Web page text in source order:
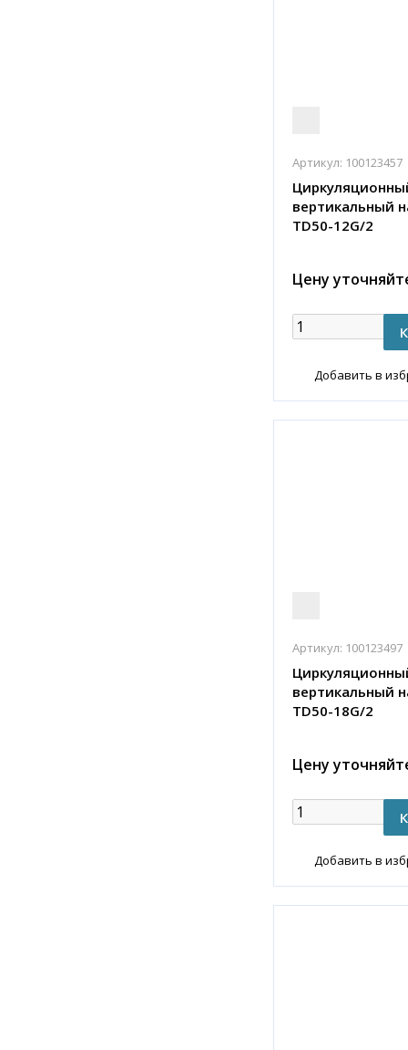
Артикул: 100123457
вертикальный
TD50-12G/2
Цену
Добавить в
Артикул: 100123497
вертикальный
TD50-18G/2
Цену
Добавить в